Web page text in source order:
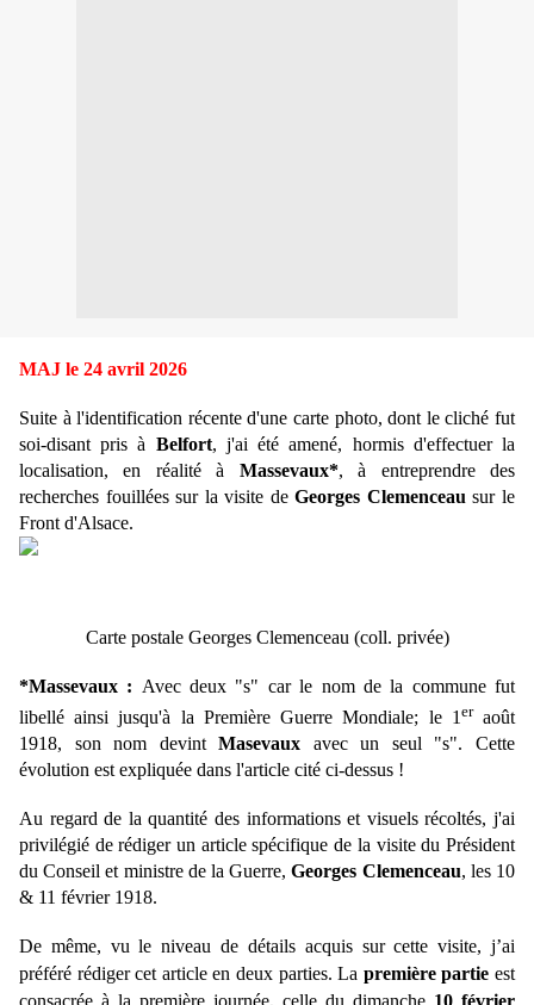
MAJ le 24 avril 2026
Suite à l'identification récente d'une carte photo, dont le cliché fut
soi-disant pris à Belfort, j'ai été amené, hormis d'effectuer la
localisation, en réalité à Massevaux*, à entreprendre des
recherches fouillées sur la visite deGeorges Clemenceau sur le
Front d'Alsace.
Carte postale Georges Clemenceau (coll. privée)
*Massevaux : Avec deux "s" car le nom de la commune fut
libellé ainsi jusqu'à la Première Guerre Mondiale; le 1 eraoût
1918, son nom devintMasevaux avec un seul "s". Cette
évolution est expliquée dans l'article cité ci-dessus !
Au regard de la quantité des informations et visuels récoltés, j'ai
privilégié de rédiger un article spécifique de la visite du Président
du Conseil et ministre de la Guerre,Georges Clemenceau, les 10
& 11 février 1918.
De même, vu le niveau de détails acquis sur cette visite, j’ai
préféré rédiger cet article en deux parties. La première partie est
consacrée à la première journée, celle du dimanche 10 février